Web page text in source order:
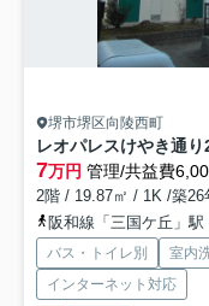
堺市堺区向陵西町
レオパレスけやき通り
7万円 管理/共益費
2階 / 19.87㎡ / 1K /築26
阪和線「三国ケ丘」駅
バス・トイレ別 室内
インターネット対応